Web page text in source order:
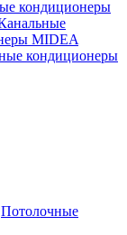
кондиционеры
MIDEA
кондиционеры
Потолочные